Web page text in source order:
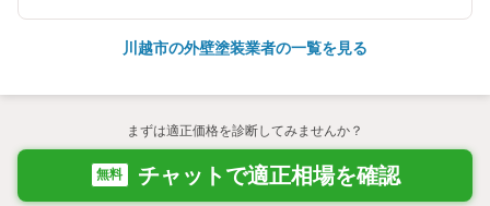
川越市の外壁塗装業者の一覧を見る
まずは適正価格を診断してみませんか？
無料 チャットで適正相場を確認